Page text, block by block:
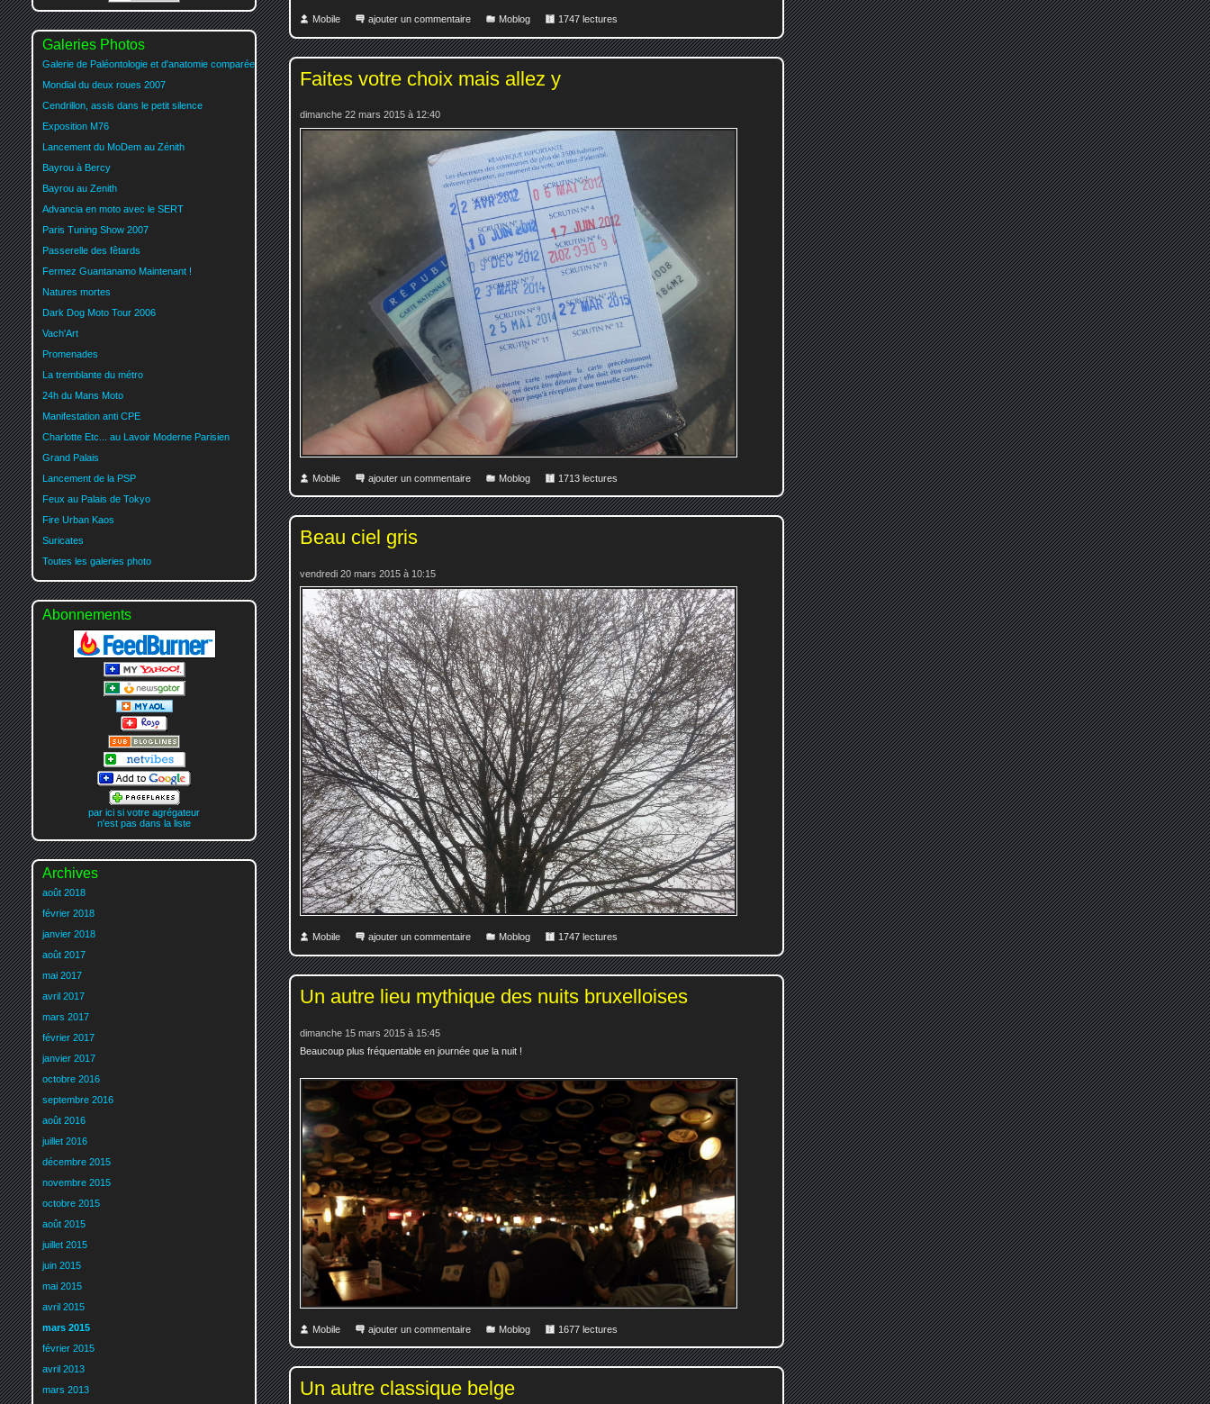
Mobile ajouter un commentaire Moblog 1747 lectures
Faites votre choix mais allez y
dimanche 22 mars 2015 à 12:40
Mobile ajouter un commentaire Moblog 1713 lectures
Beau ciel gris
vendredi 20 mars 2015 à 10:15
Mobile ajouter un commentaire Moblog 1747 lectures
Un autre lieu mythique des nuits bruxelloises
dimanche 15 mars 2015 à 15:45
Beaucoup plus fréquentable en journée que la nuit !
Mobile ajouter un commentaire Moblog 1677 lectures
Un autre classique belge
Galeries Photos
Galerie de Paléontologie et d'anatomie comparée
Mondial du deux roues 2007
Cendrillon, assis dans le petit silence
Exposition M76
Lancement du MoDem au Zénith
Bayrou à Bercy
Bayrou au Zenith
Advancia en moto avec le SERT
Paris Tuning Show 2007
Passerelle des fêtards
Fermez Guantanamo Maintenant !
Natures mortes
Dark Dog Moto Tour 2006
Vach'Art
Promenades
La tremblante du métro
24h du Mans Moto
Manifestation anti CPE
Charlotte Etc... au Lavoir Moderne Parisien
Grand Palais
Lancement de la PSP
Feux au Palais de Tokyo
Fire Urban Kaos
Suricates
Toutes les galeries photo
Abonnements
par ici si votre agrégateur
n'est pas dans la liste
Archives
août 2018
février 2018
janvier 2018
août 2017
mai 2017
avril 2017
mars 2017
février 2017
janvier 2017
octobre 2016
septembre 2016
août 2016
juillet 2016
décembre 2015
novembre 2015
octobre 2015
août 2015
juillet 2015
juin 2015
mai 2015
avril 2015
mars 2015
février 2015
avril 2013
mars 2013